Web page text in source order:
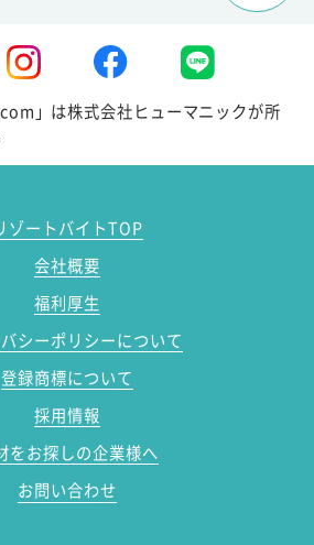
」は株式会社ヒューマニックが所
ゾートバイトTOP
会社概要
福利厚生
シーポリシーについて
登録商標について
採用情報
をお探しの企業様へ
お問い合わせ